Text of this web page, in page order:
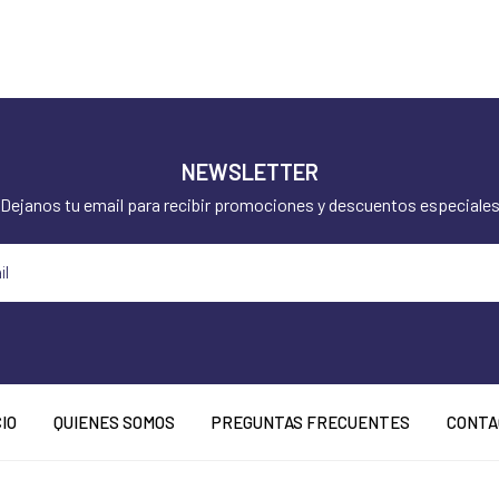
NEWSLETTER
Dejanos tu email para recibir promociones y descuentos especiales
QUIENES SOMOS PREGUNTAS FRECUENTES